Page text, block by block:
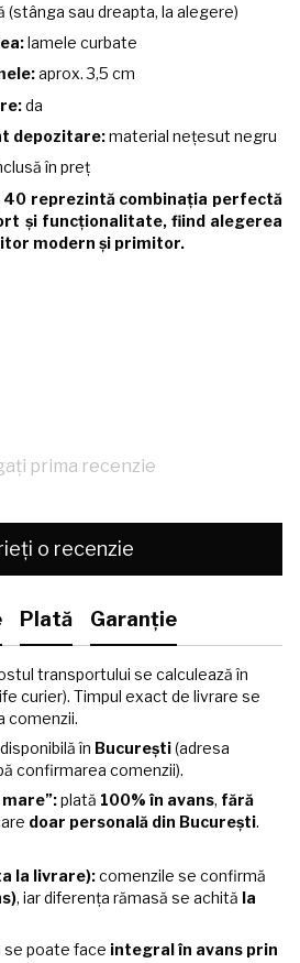
(stânga sau dreapta, la alegere)
lamele curbate
aprox. 3,5 cm
da
depozitare:material nețesut negru
în preț
40 reprezintă combinația perfectă
și funcționalitate, fiind alegerea
modern și primitor.
prima recenzie
o recenzie
Plată Garanție
transportului se calculează în
curier). Timpul exact de livrare se
comenzii.
disponibilă în București(adresa
confirmarea comenzii).
plată 100% în avans, fără
doar personală din București.
la livrare):comenzile se confirmă
, iar diferența rămasă se achită la
se poate face integral în avans prin